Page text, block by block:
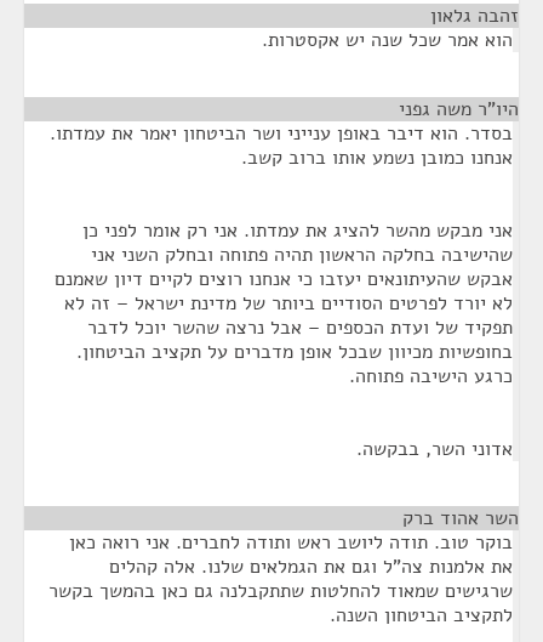
זהבה גלאון
הוא אמר שכל שנה יש אקסטרות.
היו"ר משה גפני
בסדר. הוא דיבר באופן ענייני ושר הביטחון יאמר את עמדתו.
אנחנו כמובן נשמע אותו ברוב קשב.
אני מבקש מהשר להציג את עמדתו. אני רק אומר לפני כן
שהישיבה בחלקה הראשון תהיה פתוחה ובחלק השני אני
אבקש שהעיתונאים יעזבו כי אנחנו רוצים לקיים דיון שאמנם
לא יורד לפרטים הסודיים ביותר של מדינת ישראל – זה לא
תפקיד של ועדת הכספים – אבל נרצה שהשר יוכל לדבר
בחופשיות מכיוון שבכל אופן מדברים על תקציב הביטחון.
כרגע הישיבה פתוחה.
אדוני השר, בבקשה.
השר אהוד ברק
בוקר טוב. תודה ליושב ראש ותודה לחברים. אני רואה כאן
את אלמנות צה"ל וגם את הגמלאים שלנו. אלה קהלים
שרגישים שמאוד להחלטות שתתקבלנה גם כאן בהמשך בקשר
לתקציב הביטחון השנה.